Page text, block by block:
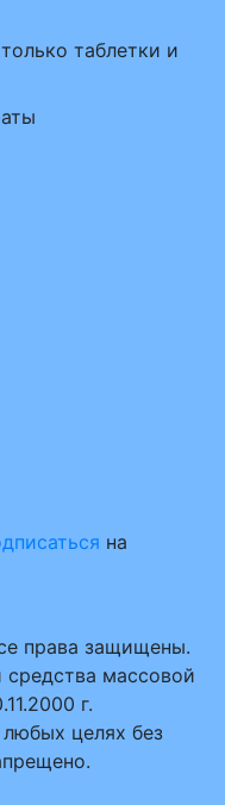
таблетки и
на
права защищены.
средства массовой
г.
целях без